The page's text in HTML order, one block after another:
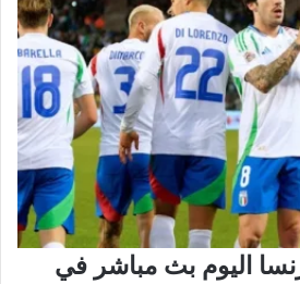
اليوم بث مباشر في